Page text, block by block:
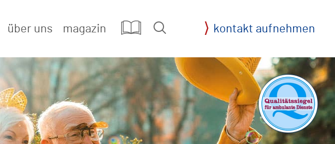
über uns kontakt aufnehmen
magazin